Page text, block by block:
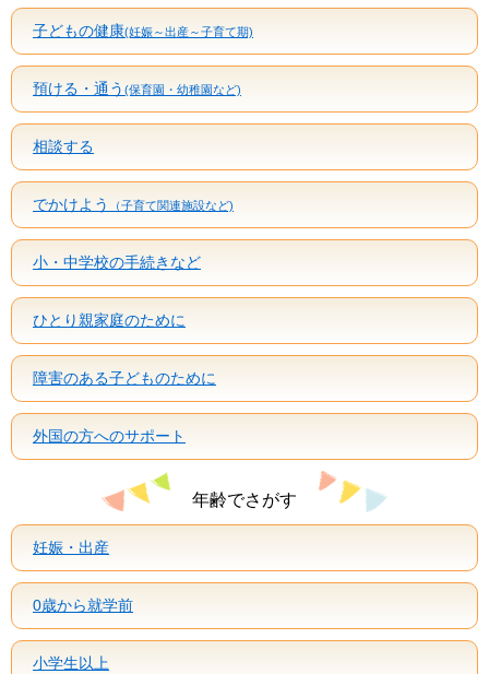
子どもの健康(妊娠～出産～子育て期)
預ける・通う (保育園・幼稚園など)
相談する
でかけよう （子育て関連施設など)
小・中学校の手続きなど
ひとり親家庭のために
障害のある子どものために
外国の方へのサポート
年齢でさがす
妊娠・出産
0歳から就学前
小学生以上